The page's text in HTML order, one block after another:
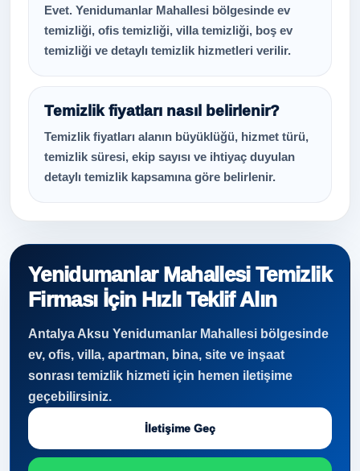
Evet. Yenidumanlar Mahallesi bölgesinde ev
temizliği, ofis temizliği, villa temizliği, boş ev
temizliği ve detaylı temizlik hizmetleri verilir.
Temizlik fiyatları nasıl belirlenir?
Temizlik fiyatları alanın büyüklüğü, hizmet türü,
temizlik süresi, ekip sayısı ve ihtiyaç duyulan
detaylı temizlik kapsamına göre belirlenir.
Yenidumanlar Mahallesi Temizlik
Firması İçin Hızlı Teklif Alın
Antalya Aksu Yenidumanlar Mahallesi bölgesinde
ev, ofis, villa, apartman, bina, site ve inşaat
sonrası temizlik hizmeti için hemen iletişime
geçebilirsiniz.
İletişime Geç